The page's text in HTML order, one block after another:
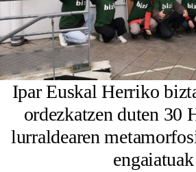
Ipar Euskal Herriko
ordezkatzen duten 30
lurraldearen
engaiatuak